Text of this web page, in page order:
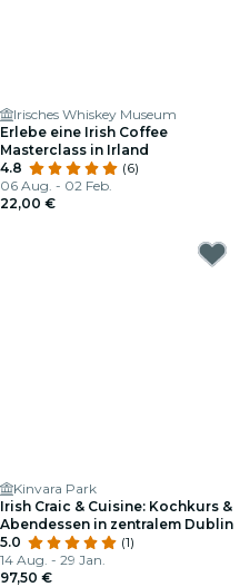
Irisches Whiskey Museum
Erlebe eine Irish Coffee
Masterclass in Irland
4.8
(6)
06 Aug. - 02 Feb.
22,00 €
Kinvara Park
Irish Craic & Cuisine: Kochkurs &
Abendessen in zentralem Dublin
5.0
(1)
14 Aug. - 29 Jan.
97,50 €